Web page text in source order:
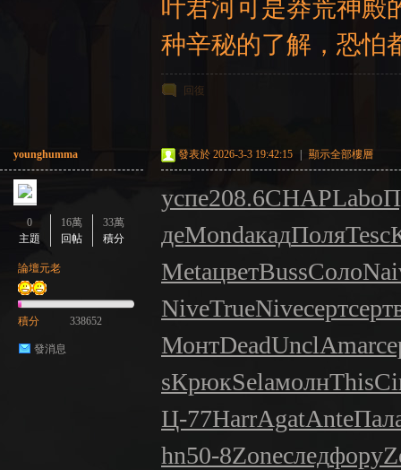
叶君河可是莽荒神殿
种辛秘的了解，恐怕
回復
younghumma
0
主題
16萬
回帖
33萬
積分
論壇元老
積分 338652
發消息
發表於 2026-3-3 19:42:15 顯示全部樓層
успе208.6CHAPLabo
деMondакадПоляTesc
MetaцветBussСоло
NiveTrueNiveсертсерт
МонтDeadUnclAmar
sКрюкSelaмолнThis
Ц-77HarrAgatAnte
hn50-8Zoneследфору